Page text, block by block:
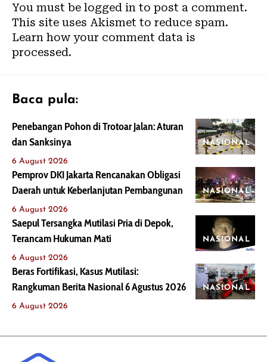
You must be logged in to post a comment.
This site uses Akismet to reduce spam.
Learn how your comment data is
processed.
Baca pula:
NASIONAL
Penebangan Pohon di Trotoar Jalan: Aturan
dan Sanksinya
6 August 2026
NASIONAL
Pemprov DKI Jakarta Rencanakan Obligasi
Daerah untuk Keberlanjutan Pembangunan
6 August 2026
NASIONAL
Saepul Tersangka Mutilasi Pria di Depok,
Terancam Hukuman Mati
6 August 2026
NASIONAL
Beras Fortifikasi, Kasus Mutilasi:
Rangkuman Berita Nasional 6 Agustus 2026
6 August 2026